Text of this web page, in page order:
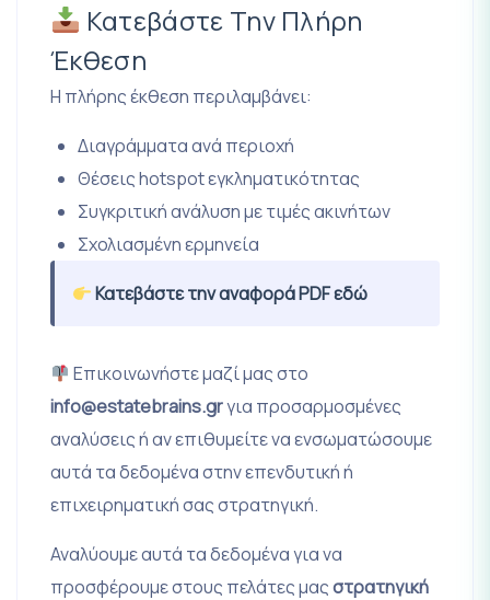
Κατεβάστε Την Πλήρη
Έκθεση
Η πλήρης έκθεση περιλαμβάνει:
Διαγράμματα ανά περιοχή
Θέσεις hotspot εγκληματικότητας
Συγκριτική ανάλυση με τιμές ακινήτων
Σχολιασμένη ερμηνεία
Κατεβάστε την αναφορά PDF εδώ
Επικοινωνήστε μαζί μας στο
info@estatebrains.grγια προσαρμοσμένες
αναλύσεις ή αν επιθυμείτε να ενσωματώσουμε
αυτά τα δεδομένα στην επενδυτική ή
επιχειρηματική σας στρατηγική.
Αναλύουμε αυτά τα δεδομένα για να
προσφέρουμε στους πελάτες μαςστρατηγική